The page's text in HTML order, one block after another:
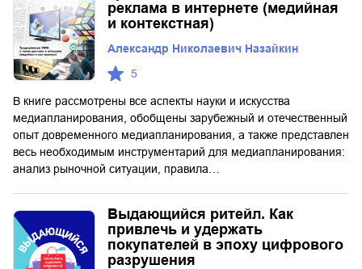
реклама в интернете (медийная
и контекстная)
Александр Николаевич Назайкин
5
В книге рассмотрены все аспекты науки и искусства
медиапланирования, обобщены зарубежный и отечественный
опыт довременного медиапланирования, а также представлен
весь необходимым инструментарий для медиапланирования:
анализ рыночной ситуации, правила…
Выдающийся ритейл. Как
привлечь и удержать
покупателей в эпоху цифрового
разрушения